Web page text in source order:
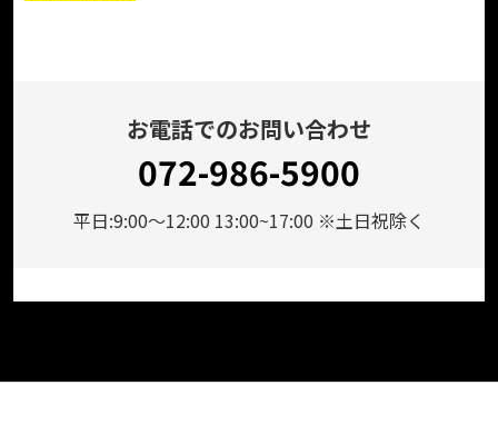
お電話でのお問い合わせ
072-986-5900
平日:9:00～12:00 13:00~17:00 ※土日祝除く